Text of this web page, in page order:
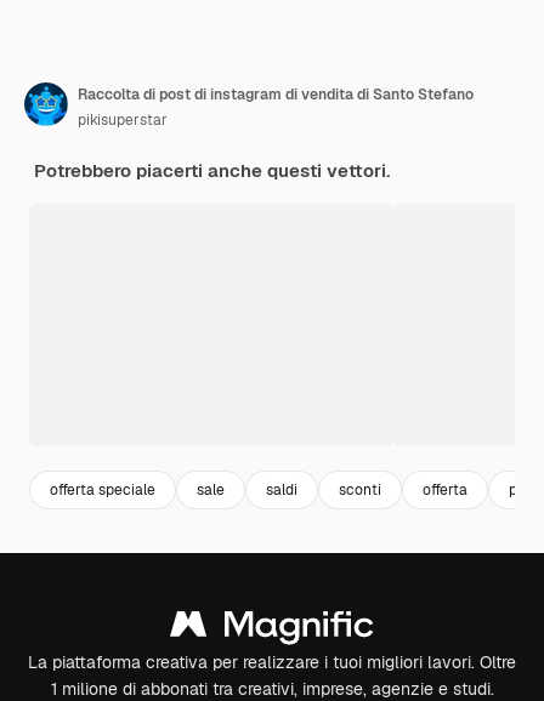
Raccolta di post di instagram di vendita di Santo Stefano
pikisuperstar
Potrebbero piacerti anche questi vettori.
offerta speciale sale saldi sconti offerta
La piattaforma creativa per realizzare i tuoi migliori lavori. Oltre
1 milione di abbonati tra creativi, imprese, agenzie e studi.